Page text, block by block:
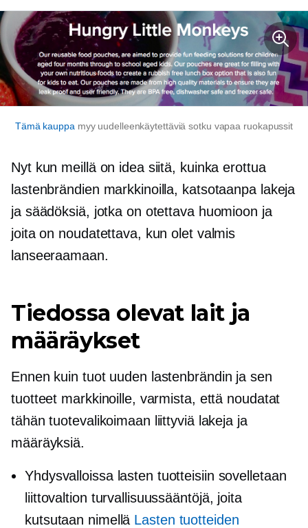
Tämä kauppa myy uudelleenkäytettäviäsotku vapaa ruokapussit
Nyt kun meillä on idea siitä, kuinka erottua
lastenbrändien markkinoilla, katsotaanpa lakeja
ja säädöksiä, jotka on otettava huomioon ja
joita on noudatettava, kun olet valmis
lanseeraamaan.
Tiedossa olevat lait ja
määräykset
Ennen kuin tuot uuden lastenbrändin ja sen
tuotteet markkinoille, varmista, että noudatat
tähän tuotevalikoimaan liittyviä lakeja ja
määräyksiä.
Yhdysvalloissa lasten tuotteisiin sovelletaan
liittovaltion turvallisuussääntöjä, joita
kutsutaan nimellä Lasten tuotteiden